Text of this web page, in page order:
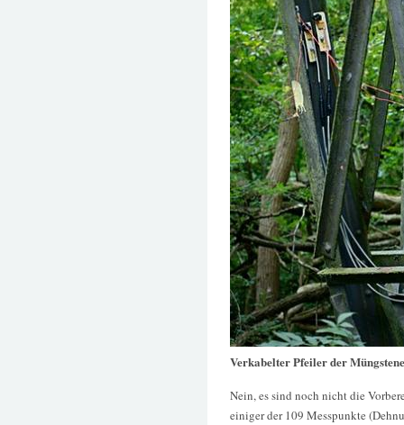
Verkabelter Pfeiler der
Nein, es sind noch nicht die
einiger der 109 Messpunkte